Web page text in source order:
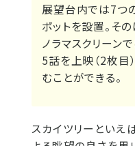
展望台内では7つ
ポットを設置。そ
ノラマスクリーン
5話を上映（2枚目
むことができる。
スカイツリーといえ